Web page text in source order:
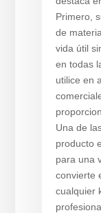
Primero,
de
vida útil
en todas
utilice en
Una de
producto
para una
convierte
cualquier